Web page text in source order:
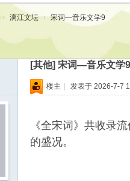
› 漓江文坛 › 宋词—音乐文学9
[其他] 宋词—音乐文学9
楼主 | 发表于 2026-7-7
《全宋词》共收录
的盛况。